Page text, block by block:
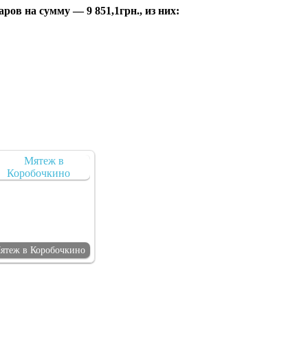
на сумму — 9 851,1грн., из них:
в Коробочкино